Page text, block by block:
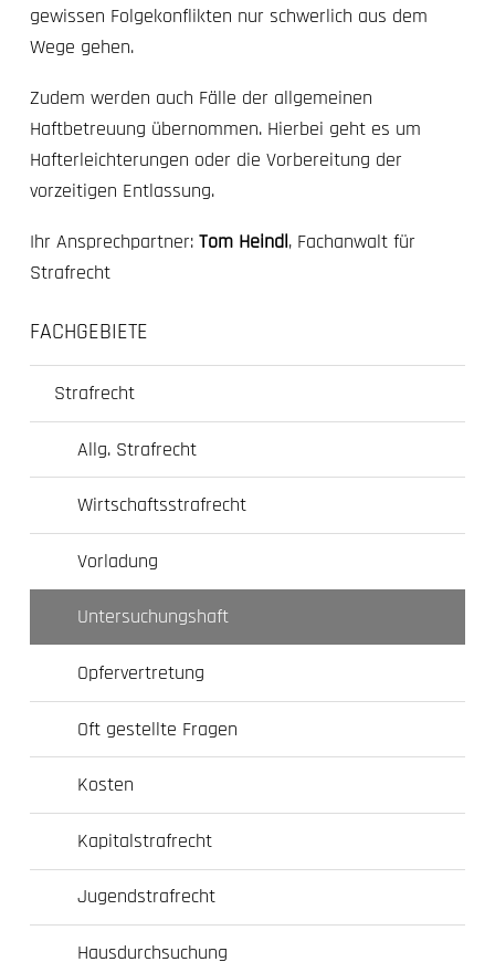
gewissen Folgekonflikten nur schwerlich aus dem
Wege gehen.
Zudem werden auch Fälle der allgemeinen
Haftbetreuung übernommen. Hierbei geht es um
Hafterleichterungen oder die Vorbereitung der
vorzeitigen Entlassung.
Ihr Ansprechpartner: Tom Heindl, Fachanwalt für
Strafrecht
FACHGEBIETE
Strafrecht
Allg. Strafrecht
Wirtschaftsstrafrecht
Vorladung
Untersuchungshaft
Opfervertretung
Oft gestellte Fragen
Kosten
Kapitalstrafrecht
Jugendstrafrecht
Hausdurchsuchung